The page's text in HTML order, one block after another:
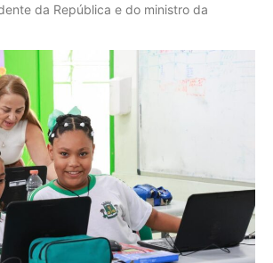
da República e do ministro da